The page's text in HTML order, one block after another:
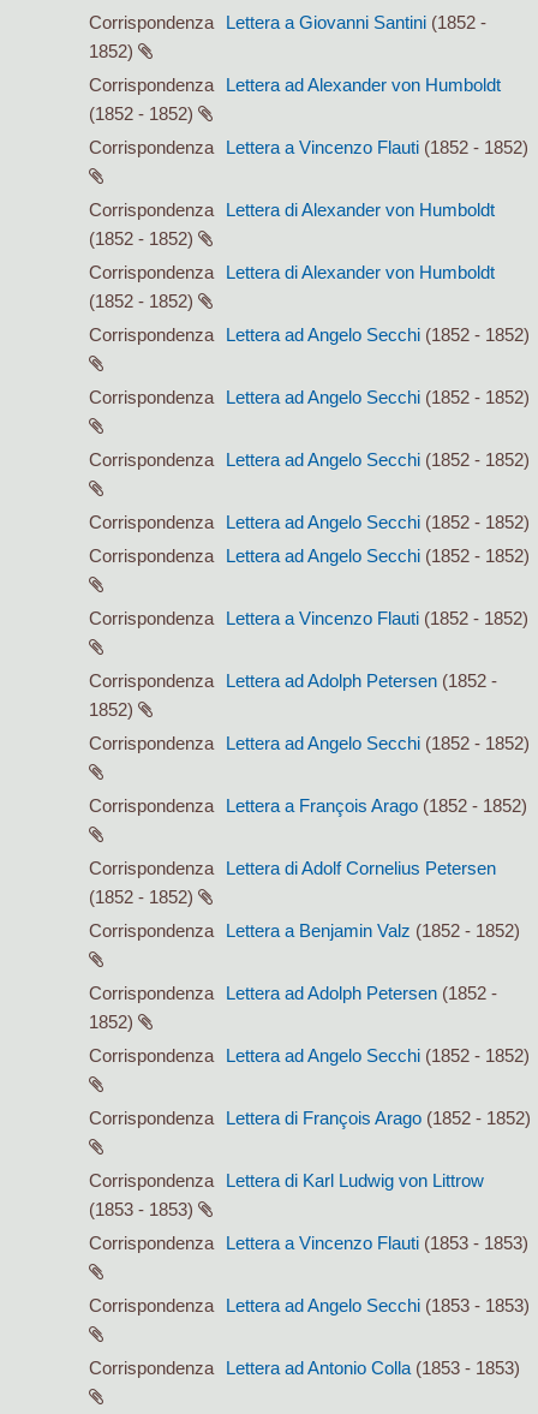
Corrispondenza
Lettera a Giovanni Santini (1852 -
1852)
Corrispondenza
Lettera ad Alexander von Humboldt
(1852 - 1852)
Corrispondenza
Lettera a Vincenzo Flauti (1852 - 1852)
Corrispondenza
Lettera di Alexander von Humboldt
(1852 - 1852)
Corrispondenza
Lettera di Alexander von Humboldt
(1852 - 1852)
Corrispondenza
Lettera ad Angelo Secchi (1852 - 1852)
Corrispondenza Lettera ad Angelo Secchi (1852 - 1852)
Corrispondenza Lettera ad Angelo Secchi (1852 - 1852)
Corrispondenza Lettera ad Angelo Secchi (1852 - 1852)
Corrispondenza
Lettera ad Angelo Secchi (1852 - 1852)
Corrispondenza Lettera a Vincenzo Flauti (1852 - 1852)
Corrispondenza Lettera ad Adolph Petersen (1852 -
1852)
Corrispondenza
Lettera ad Angelo Secchi (1852 - 1852)
Corrispondenza Lettera a François Arago (1852 - 1852)
Corrispondenza
Lettera di Adolf Cornelius Petersen
(1852 - 1852)
Corrispondenza
Lettera a Benjamin Valz (1852 - 1852)
Corrispondenza Lettera ad Adolph Petersen (1852 -
1852)
Corrispondenza
Lettera ad Angelo Secchi (1852 - 1852)
Corrispondenza Lettera di François Arago (1852 - 1852)
Corrispondenza
Lettera di Karl Ludwig von Littrow
(1853 - 1853)
Corrispondenza
Lettera a Vincenzo Flauti (1853 - 1853)
Corrispondenza Lettera ad Angelo Secchi (1853 - 1853)
Corrispondenza Lettera ad Antonio Colla (1853 - 1853)